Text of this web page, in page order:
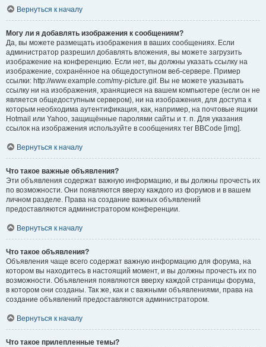
Вернуться к началу
Могу ли я добавлять изображения к сообщениям?
Да, вы можете размещать изображения в ваших сообщениях. Если
администратор разрешил добавлять вложения, вы можете загрузить
изображение на конференцию. Если нет, вы должны указать ссылку на
изображение, сохранённое на общедоступном веб-сервере. Пример
ссылки: http://www.example.com/my-picture.gif. Вы не можете указывать
ссылку ни на изображения, хранящиеся на вашем компьютере (если он не
является общедоступным сервером), ни на изображения, для доступа к
которым необходима аутентификация, как, например, на почтовые ящики
Hotmail или Yahoo, защищённые паролями сайты и т. п. Для указания
ссылок на изображения используйте в сообщениях тег BBCode [img].
Вернуться к началу
Что такое важные объявления?
Эти объявления содержат важную информацию, и вы должны прочесть их
по возможности. Они появляются вверху каждого из форумов и в вашем
личном разделе. Права на создание важных объявлений
предоставляются администратором конференции.
Вернуться к началу
Что такое объявления?
Объявления чаще всего содержат важную информацию для форума, на
котором вы находитесь в настоящий момент, и вы должны прочесть их по
возможности. Объявления появляются вверху каждой страницы форума,
в котором они созданы. Так же, как и с важными объявлениями, права на
создание объявлений предоставляются администратором.
Вернуться к началу
Что такое прилепленные темы?